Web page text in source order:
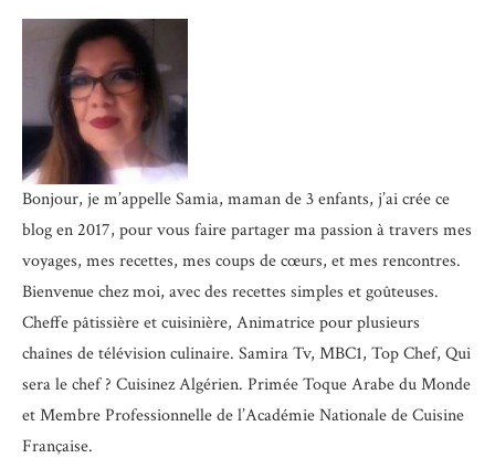
Bonjour, je m’appelle Samia, maman de 3 enfants, j’ai crée ce
blog en 2017, pour vous faire partager ma passion à travers mes
voyages, mes recettes, mes coups de cœurs, et mes rencontres.
Bienvenue chez moi, avec des recettes simples et goûteuses.
Cheffe pâtissière et cuisinière, Animatrice pour plusieurs
chaînes de télévision culinaire. Samira Tv, MBC1, Top Chef, Qui
sera le chef ? Cuisinez Algérien. Primée Toque Arabe du Monde
etMembre Professionnelle de l’Académie Nationale de Cuisine
Française.